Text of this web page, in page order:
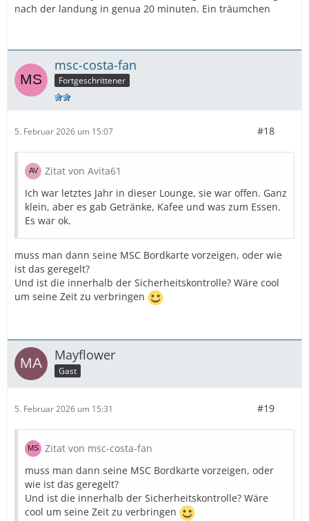
nach der landung in genua 20 minuten. Ein träumchen
msc-costa-fan
Fortgeschrittener
5. Februar 2026 um 15:07 #18
Zitat von Avita61
Ich war letztes Jahr in dieser Lounge, sie war offen. Ganz
klein, aber es gab Getränke, Kafee und was zum Essen.
Es war ok.
muss man dann seine MSC Bordkarte vorzeigen, oder wie
ist das geregelt?
Und ist die innerhalb der Sicherheitskontrolle? Wäre cool
um seine Zeit zu verbringen
Mayflower
Gast
5. Februar 2026 um 15:31 #19
Zitat von msc-costa-fan
muss man dann seine MSC Bordkarte vorzeigen, oder
wie ist das geregelt?
Und ist die innerhalb der Sicherheitskontrolle? Wäre
cool um seine Zeit zu verbringen